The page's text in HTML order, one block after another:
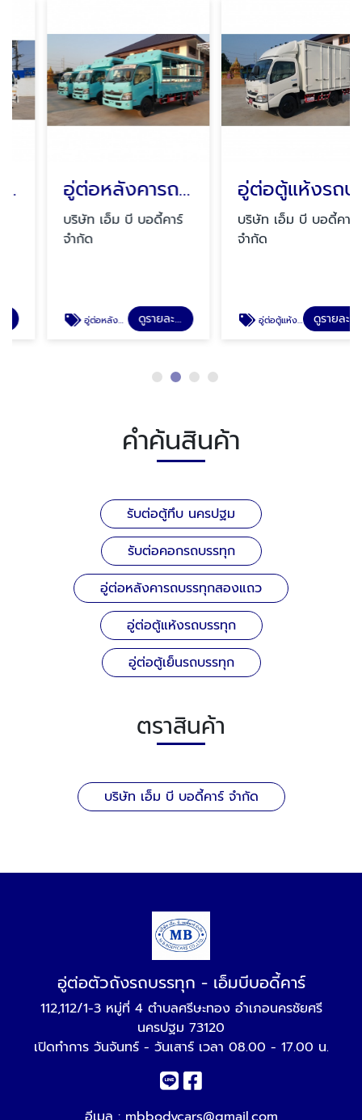
อู่ต่อหลังคารถบรรทุกสองแถว
บริษัท เอ็ม บี บอดี้คาร์
จำกัด
อู่ต่อหลังคารถบรรทุกสองแถว ดูรายละเอียด
อู่ต่อตู้แห้งรถบรรทุก
บริษัท เอ็ม บี บอดี้คาร์
จำกัด
อู่ต่อตู้แห้งรถบรรทุก ดูรายละเอียด
คำค้นสินค้า
รับต่อตู้ทึบ นครปฐม
รับต่อคอกรถบรรทุก
อู่ต่อหลังคารถบรรทุกสองแถว
อู่ต่อตู้แห้งรถบรรทุก
อู่ต่อตู้เย็นรถบรรทุก
ตราสินค้า
บริษัท เอ็ม บี บอดี้คาร์ จำกัด
อู่ต่อตัวถังรถบรรทุก - เอ็มบีบอดี้คาร์
112,112/1-3 หมู่ที่ 4 ตำบลศรีษะทอง อำเภอนครชัยศรี
นครปฐม 73120
เปิดทำการ วันจันทร์ - วันเสาร์ เวลา 08.00 - 17.00 น.